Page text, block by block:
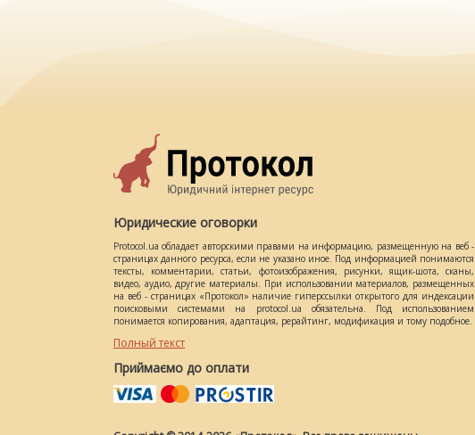
Юридические оговорки
Protocol.ua обладает авторскими правами на информацию, размещенную на веб -
страницах данного ресурса, если не указано иное. Под информацией понимаются
тексты, комментарии, статьи, фотоизображения, рисунки, ящик-шота, сканы,
видео, аудио, другие материалы. При использовании материалов, размещенных
на веб - страницах «Протокол» наличие гиперссылки открытого для индексации
поисковыми системами на protocol.ua обязательна. Под использованием
понимается копирования, адаптация, рерайтинг, модификация и тому подобное.
Полный текст
Приймаємо до оплати